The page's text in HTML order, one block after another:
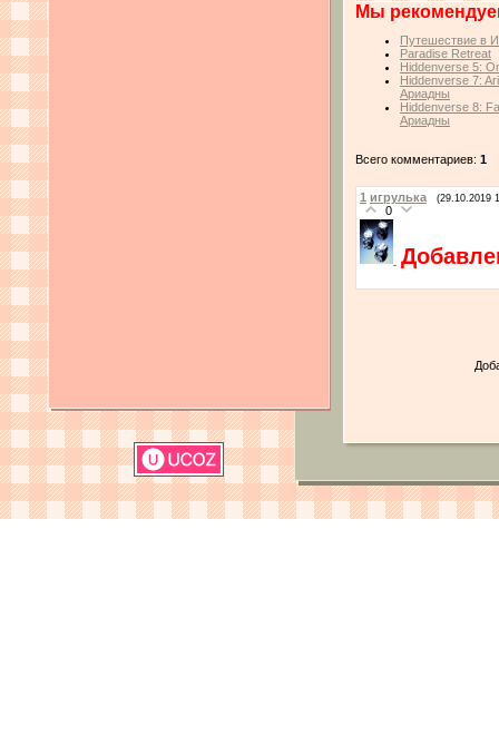
Мы
Путешествие в
Paradise Retreat
Hiddenverse 5:
Hiddenverse 7:
Ариадны
Hiddenverse 8:
Ариадны
Всего комментариев: 1
1 игрулька (29.10.2019
0